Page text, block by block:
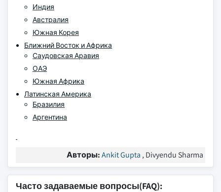
Индия
Австралия
Южная Корея
Ближний Восток и Африка
Саудовская Аравия
ОАЭ
Южная Африка
Латинская Америка
Бразилия
Аргентина
Авторы:Ankit Gupta , Divyendu Sharma
Часто задаваемые вопросы(FAQ):